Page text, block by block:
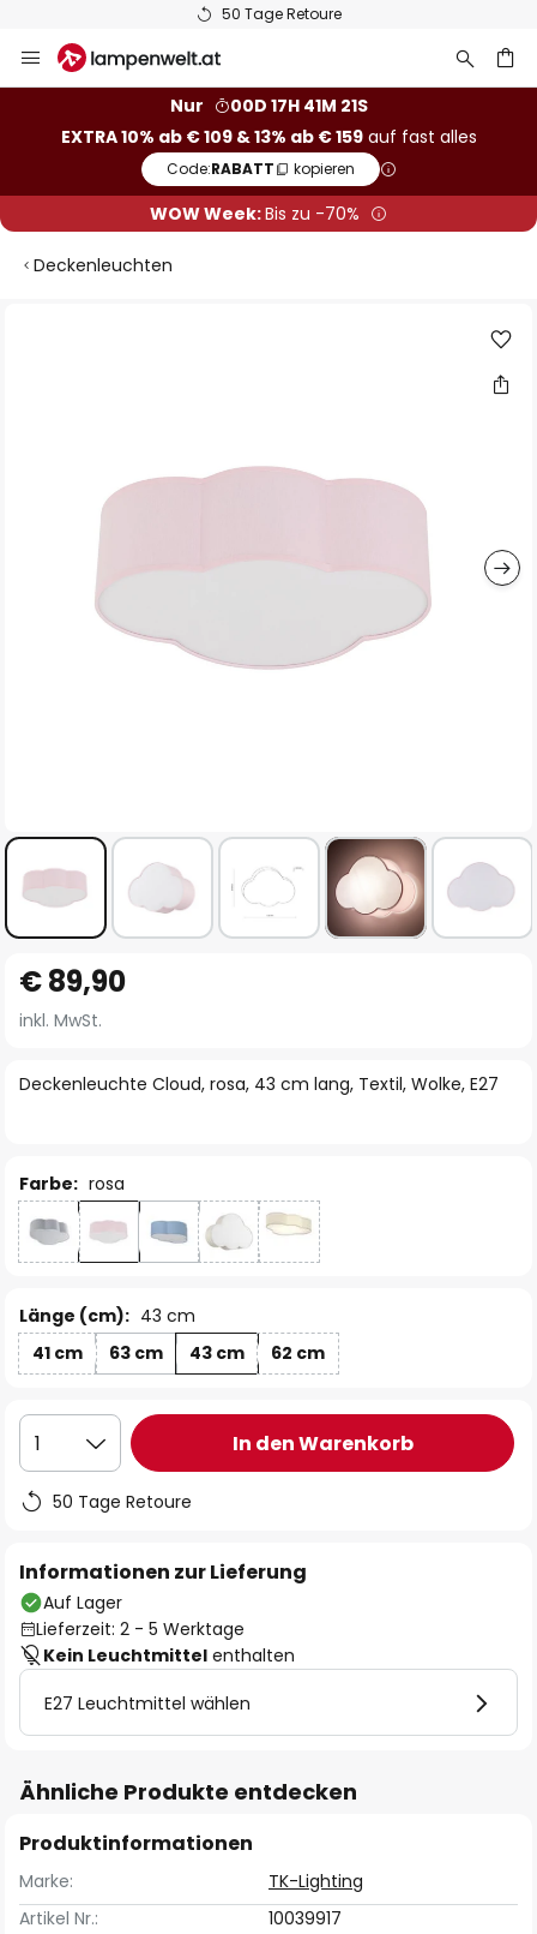
50 Tage Retoure
Inhalt
Nur
00D 17H 41M 20S
EXTRA 10% ab € 109 & 13% ab € 159auf fast alles
Code:RABATT kopieren
WOW Week:Bis zu -70%
Deckenleuchten
Anfang
der
springen
Deckenleuchte Cloud, rosa, 43 cm lang, Textil, Wolke, E27
€ 89,90
inkl. MwSt.
Farbe: rosa
Länge (cm): 43 cm
41 cm
63 cm 43 cm 62 cm
1 In den Warenkorb
50 Tage Retoure
Informationen zur Lieferung
Auf Lager
Lieferzeit: 2 - 5 Werktage
Kein Leuchtmittel enthalten
E27 Leuchtmittel wählen
Ähnliche Produkte entdecken
Produktinformationen
Marke:
TK-Lighting
Artikel Nr.:
10039917